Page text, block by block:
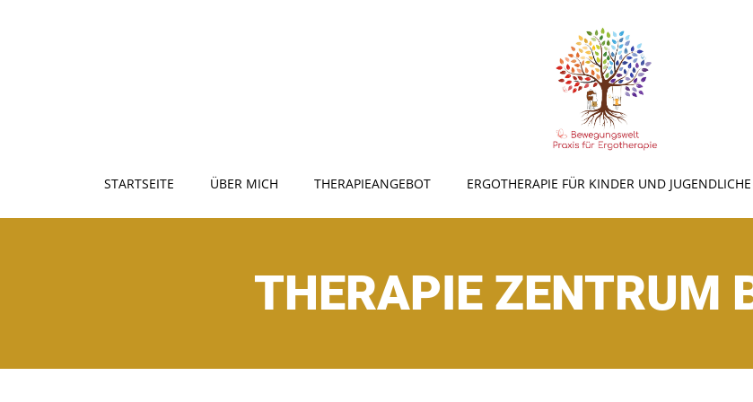
STARTSEITE ÜBER MICH THERAPIEANGEBOT ERGOTHERAPIE FÜR KINDER UND JUGENDLICHE
THERAPIE ZENTRUM